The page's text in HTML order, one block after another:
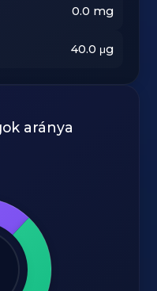
0.0 mg
40.0 μg
aránya